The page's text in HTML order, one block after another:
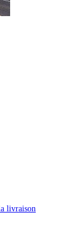
livraison